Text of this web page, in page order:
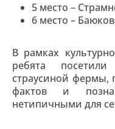
5 место –
6 место –
В рамках
ребята
страусиной фермы,
фактов и
нетипичными для